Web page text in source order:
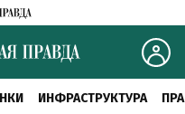
ИНФРАСТРУКТУРА